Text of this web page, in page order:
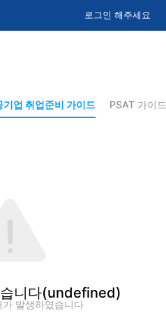
로그인 해주세요
기업 취업준비 가이드 PSAT 가이드
니다(undefined)
발생하였습니다